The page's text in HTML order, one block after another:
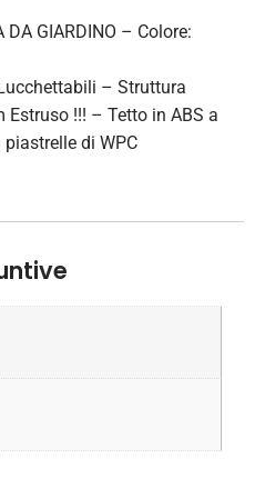
DA GIARDINO – Colore:
– Struttura
Estruso !!! – Tetto in ABS a
di WPC